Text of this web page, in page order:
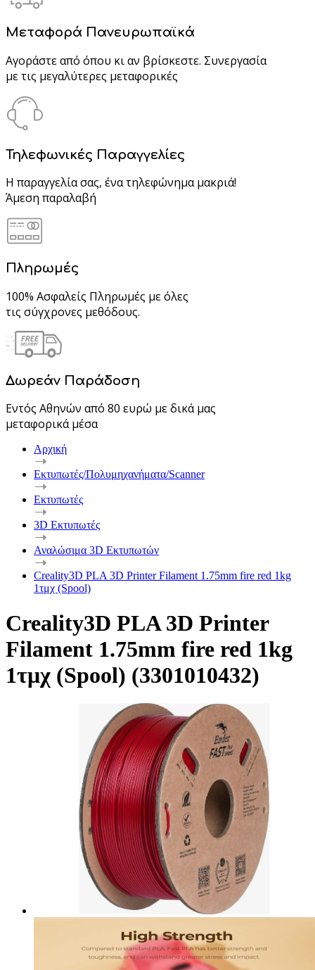
Μεταφορά Πανευρωπαϊκά
Αγοράστε από όπου κι αν βρίσκεστε. Συνεργασία
με τις μεγαλύτερες μεταφορικές
Τηλεφωνικές Παραγγελίες
Η παραγγελία σας, ένα τηλεφώνημα μακριά!
Άμεση παραλαβή
Πληρωμές
100% Ασφαλείς Πληρωμές με όλες
τις σύγχρονες μεθόδους.
Δωρεάν Παράδοση
Εντός Αθηνών από 80 ευρώ με δικά μας
μεταφορικά μέσα
Αρχική
Εκτυπωτές/Πολυμηχανήματα/Scanner
Εκτυπωτές
3D Εκτυπωτές
Αναλώσιμα 3D Εκτυπωτών
Creality3D PLA 3D Printer Filament 1.75mm fire red 1kg
1τμχ (Spool)
Creality3D PLA 3D Printer
Filament 1.75mm fire red 1kg
1τμχ (Spool) (3301010432)